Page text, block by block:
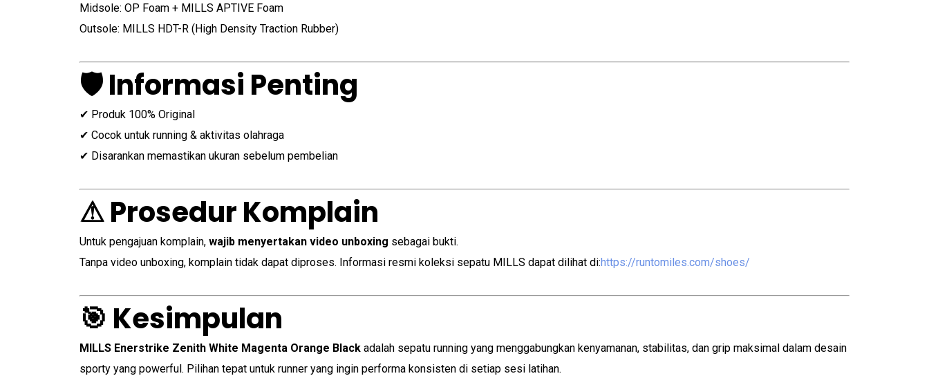
Midsole: OP Foam + MILLS APTIVE Foam
Outsole: MILLS HDT-R (High Density Traction Rubber)
🛡 Informasi Penting
✔ Produk 100% Original
✔ Cocok untuk running & aktivitas olahraga
✔ Disarankan memastikan ukuran sebelum pembelian
⚠ Prosedur Komplain
Untuk pengajuan komplain, wajib menyertakan video unboxing sebagai bukti.
Tanpa video unboxing, komplain tidak dapat diproses. Informasi resmi koleksi sepatu MILLS dapat dilihat di:https://runtomiles.com/shoes/
🎯 Kesimpulan
MILLS Enerstrike Zenith White Magenta Orange Black adalah sepatu running yang menggabungkan kenyamanan, stabilitas, dan grip maksimal dalam desain
sporty yang powerful. Pilihan tepat untuk runner yang ingin performa konsisten di setiap sesi latihan.